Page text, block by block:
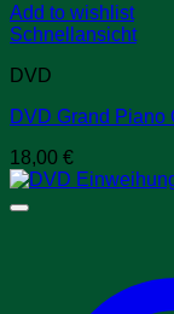
Add to wishlist
Schnellansicht
DVD
DVD Grand Piano
18,00 €